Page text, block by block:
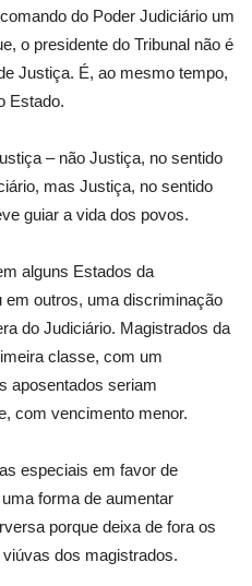
do Poder Judiciário um
o presidente do Tribunal não é
Justiça. É, ao mesmo tempo,
Estado.
– não Justiça, no sentido
mas Justiça, no sentido
guiar a vida dos povos.
alguns Estados da
em outros, uma discriminação
do Judiciário. Magistrados da
classe, com um
aposentados seriam
com vencimento menor.
especiais em favor de
forma de aumentar
porque deixa de fora os
dos magistrados.